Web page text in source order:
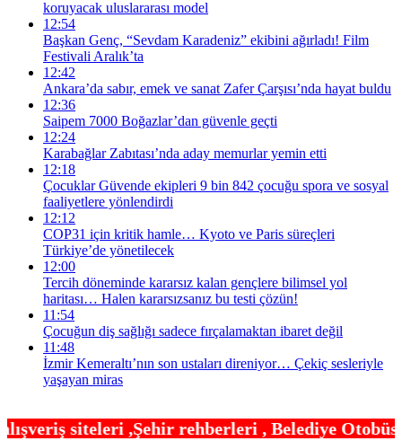
koruyacak uluslararası model
12:54
Başkan Genç, “Sevdam Karadeniz” ekibini ağırladı! Film
Festivali Aralık’ta
12:42
Ankara’da sabır, emek ve sanat Zafer Çarşısı’nda hayat buldu
12:36
Saipem 7000 Boğazlar’dan güvenle geçti
12:24
Karabağlar Zabıtası’nda aday memurlar yemin etti
12:18
Çocuklar Güvende ekipleri 9 bin 842 çocuğu spora ve sosyal
faaliyetlere yönlendirdi
12:12
COP31 için kritik hamle… Kyoto ve Paris süreçleri
Türkiye’de yönetilecek
12:00
Tercih döneminde kararsız kalan gençlere bilimsel yol
haritası… Halen kararsızsanız bu testi çözün!
11:54
Çocuğun diş sağlığı sadece fırçalamaktan ibaret değil
11:48
İzmir Kemeraltı’nın son ustaları direniyor… Çekiç sesleriyle
yaşayan miras
,Şehir rehberleri , Belediye